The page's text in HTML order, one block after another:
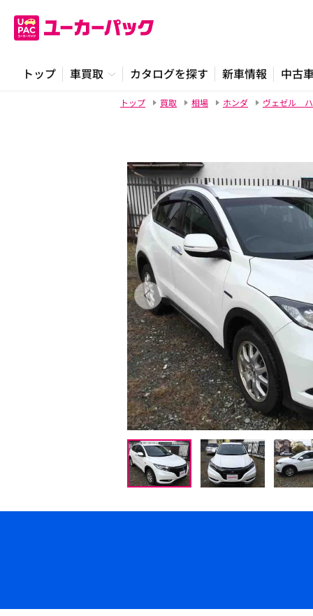
トップ 車買取 カタログを探す 新車情報 中古
トップ 買取 相場 ホンダ ヴェゼル